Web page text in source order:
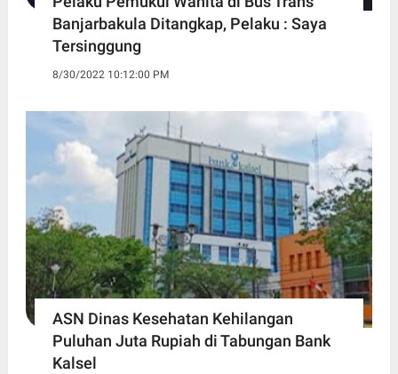
Banjarbakula Ditangkap, Pelaku : Saya
Tersinggung
8/30/2022 10:12:00 PM
ASN Dinas Kesehatan Kehilangan
Puluhan Juta Rupiah di Tabungan Bank
Kalsel